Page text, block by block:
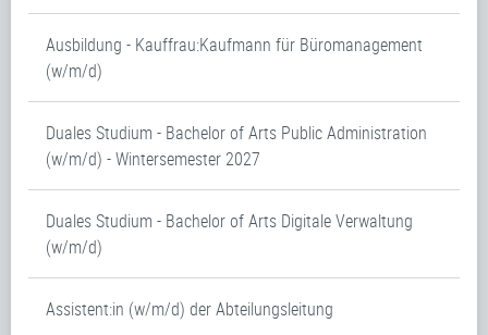
Ausbildung - Kauffrau:Kaufmann für Büromanagement
(w/m/d)
Duales Studium - Bachelor of Arts Public Administration
(w/m/d) - Wintersemester 2027
Duales Studium - Bachelor of Arts Digitale Verwaltung
(w/m/d)
Assistent:in (w/m/d) der Abteilungsleitung